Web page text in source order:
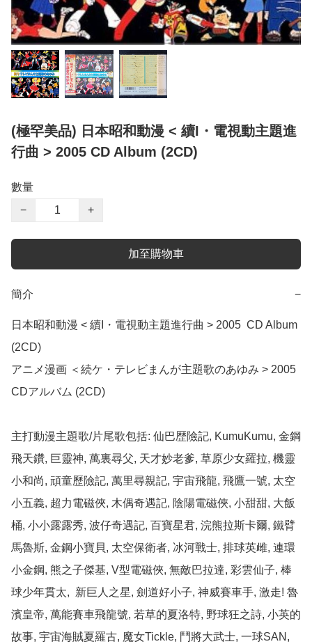
(極罕美品) 日本昭和動漫 < 續I・電視動主題進
行曲 > 2005 CD Album (2CD)
數量
−
+
加至購物車
簡介 −
日本昭和動漫 < 續I・電視動主題進行曲 > 2005  CD Album
(2CD)
アニメ漫画 ＜続ケ・テレビまんが主題歌のあゆみ > 2005
CDアルバム (2CD)
主打動漫主題歌/片尾歌包括: 仙巴歴險記, KumuKumu, 金鋼
飛天鑽, 巨靈神, 萬裏尋父, 天才妙老爹, 草原少女羅拉, 機靈
小和尚, 頑童歷險記, 萬里尋親記, 宇宙飛龍, 飛鷹一號, 太空
小五義, 超力電磁俠, 木偶奇遇記, 陰陽電磁俠, 小甜甜, 大飯
桶, 小小露露秀, 波仔奇遇記, 百寶星君, 浣熊拉斯卡爾, 鐵臂
馬魯斯, 金鋼小寶貝, 太空保衛者, 冰河戰士, 排球英雌, 連環
小金鋼, 熊之子傑基, V型電磁俠, 無敵巴拉達, 彩雲仙子, 棒
球少年貫太,  新巨人之星, 劍道好小子, 神威賽車手, 激走! 魯
濱皇帝, 萬能賽車飛龍號, 若草的夏洛特, 野球狂之詩, 小英的
故事, 宇宙海賊夏羅古, 魔女Tickle, 鬥將大武士, 一球SAN,